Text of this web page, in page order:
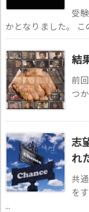
受
かとなりました。 こ
結
前
つ
志
れ
共
を
...